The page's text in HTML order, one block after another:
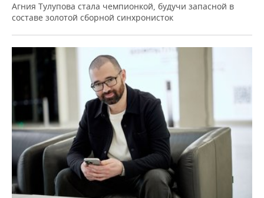
Агния Тулупова стала чемпионкой, будучи запасной в
составе золотой сборной синхронисток